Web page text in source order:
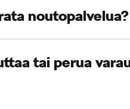
noutopalvelua?
tai perua